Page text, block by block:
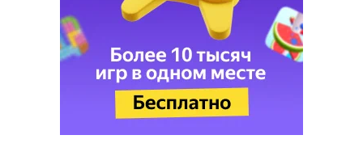
кабачок;
петрушка;
оливковое масло;